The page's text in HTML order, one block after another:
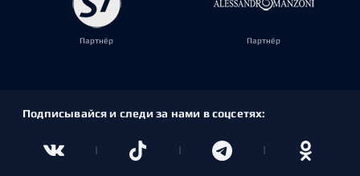
Партнёр Партнёр
Подписывайся и следи за нами в соцсетях: